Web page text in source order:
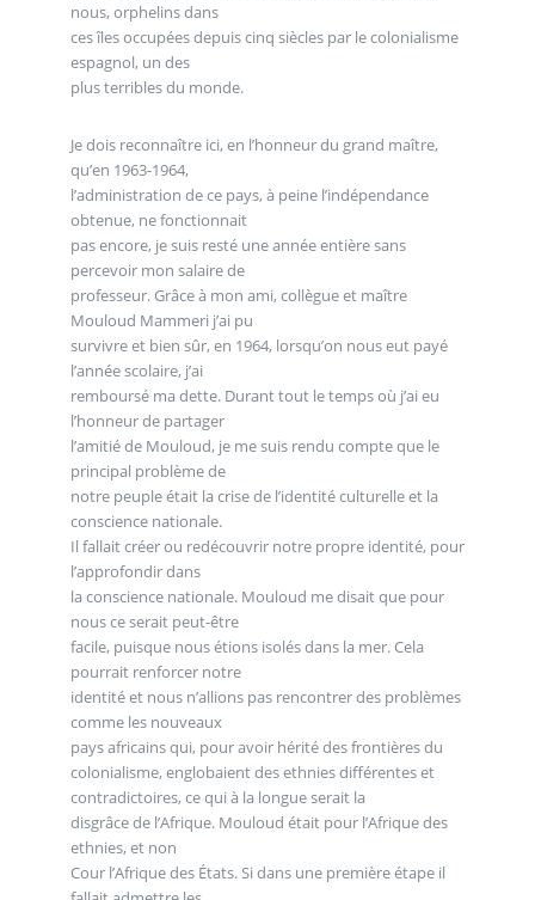
nous, orphelins dans
ces îles occupées depuis cinq siècles par le colonialisme
espagnol, un des
plus terribles du monde.
Je dois reconnaître ici, en l’honneur du grand maître,
qu’en 1963-1964,
l’administration de ce pays, à peine l’indépendance
obtenue, ne fonctionnait
pas encore, je suis resté une année entière sans
percevoir mon salaire de
professeur. Grâce à mon ami, collègue et maître
Mouloud Mammeri j’ai pu
survivre et bien sûr, en 1964, lorsqu’on nous eut payé
l’année scolaire, j’ai
remboursé ma dette. Durant tout le temps où j’ai eu
l’honneur de partager
l’amitié de Mouloud, je me suis rendu compte que le
principal problème de
notre peuple était la crise de l’identité culturelle et la
conscience nationale.
Il fallait créer ou redécouvrir notre propre identité, pour
l’approfondir dans
la conscience nationale. Mouloud me disait que pour
nous ce serait peut-être
facile, puisque nous étions isolés dans la mer. Cela
pourrait renforcer notre
identité et nous n’allions pas rencontrer des problèmes
comme les nouveaux
pays africains qui, pour avoir hérité des frontières du
colonialisme, englobaient des ethnies différentes et
contradictoires, ce qui à la longue serait la
disgrâce de l’Afrique. Mouloud était pour l’Afrique des
ethnies, et non
Cour l’Afrique des États. Si dans une première étape il